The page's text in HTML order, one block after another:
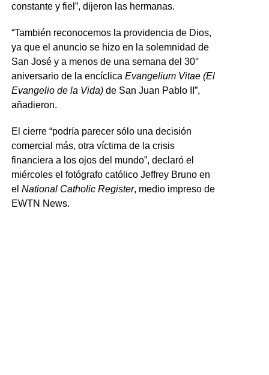
constante y fiel”, dijeron las hermanas.
“También reconocemos la providencia de Dios,
ya que el anuncio se hizo en la solemnidad de
San José y a menos de una semana del 30°
aniversario de la encíclica Evangelium Vitae (El
Evangelio de la Vida) de San Juan Pablo II”,
añadieron.
El cierre “podría parecer sólo una decisión
comercial más, otra víctima de la crisis
financiera a los ojos del mundo”, declaró el
miércoles el fotógrafo católico Jeffrey Bruno en
el National Catholic Register, medio impreso de
EWTN News.